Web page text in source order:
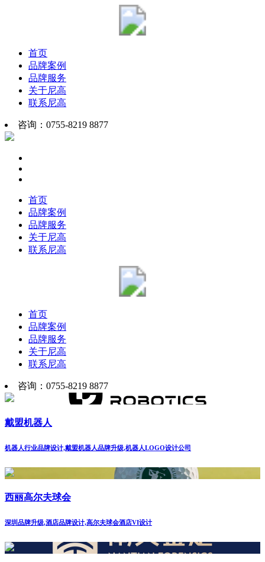
首页
品牌案例
品牌服务
关于尼高
联系尼高
咨询：0755-8219 8877
首页
品牌案例
品牌服务
关于尼高
联系尼高
首页
品牌案例
品牌服务
关于尼高
联系尼高
咨询：0755-8219 8877
戴盟机器人
机器人行业品牌设计,戴盟机器人品牌升级,机器人LOGO设计公司
西丽高尔夫球会
深圳品牌升级,酒店品牌设计,高尔夫球会酒店VI设计